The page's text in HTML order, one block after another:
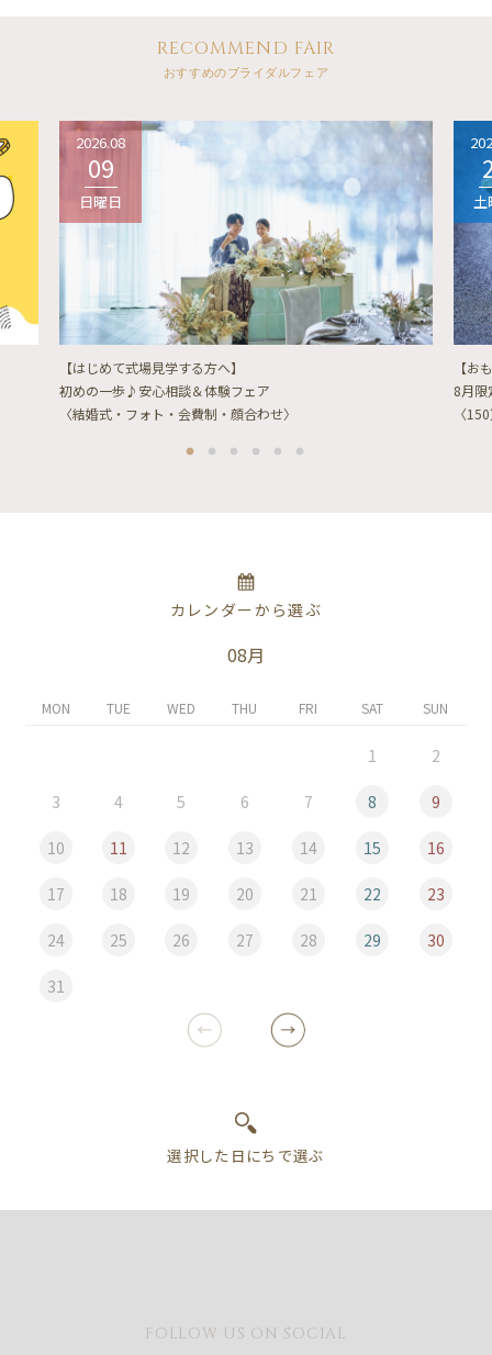
RECOMMEND FAIR
おすすめのブライダルフェア
2026.08
09
日曜日
【はじめて式場見学する方へ】
初めの一歩♪安心相談＆体験フェア
〈結婚式・フォト・会費制・顔合わせ〉
土
【お
8月限
〈
カレンダーから選ぶ
08月
MON TUE WED THU FRI SAT SUN
1 2
3 4 5 6 7 8 9
10 11 12 13 14 15 16
17 18 19 20 21 22 23
24 25 26 27 28 29 30
31
FOLLOW US ON SOCIAL